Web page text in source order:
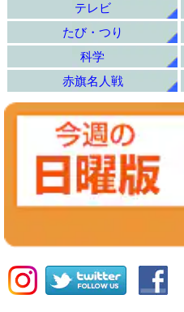
テレビ
たび・つり
科学
赤旗名人戦